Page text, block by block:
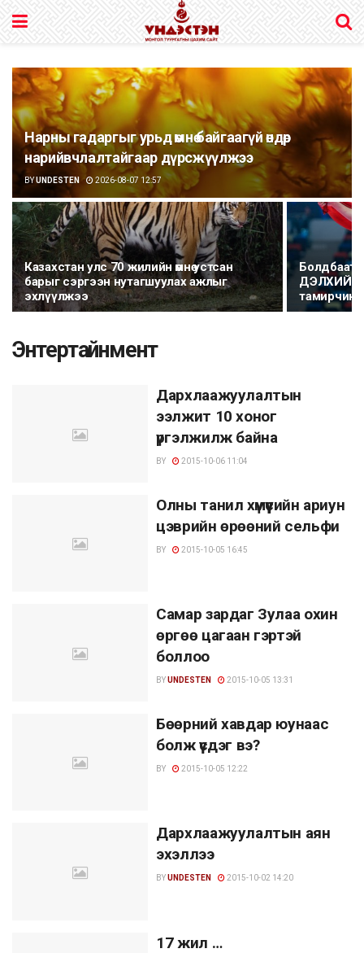
Нарны гадаргыг урьд өмнө байгаагүй өндөр
нарийвчлалтайгаар дүрсжүүлжээ
BYUNDESTEN 2026-08-07 12:57
Казахстан улс 70 жилийн өмнө устсан
барыг сэргээн нутагшуулах ажлыг
эхлүүлжээ
ДЭЛХИЙН
тамирчин
Энтертайнмент
Дархлаажуулалтын
ээлжит 10 хоног
үргэлжилж байна
BY 2015-10-06 11:04
Олны танил хүмүүсийн ариун
цэврийн өрөөний сельфи
BY 2015-10-05 16:45
Самар зардаг Зулаа охин
өргөө цагаан гэртэй
боллоо
BYUNDESTEN 2015-10-05 13:31
Бөөрний хавдар юунаас
болж үүсдэг вэ?
BY 2015-10-05 12:22
Дархлаажуулалтын аян
эхэллээ
BYUNDESTEN 2015-10-02 14:20
17 жил …